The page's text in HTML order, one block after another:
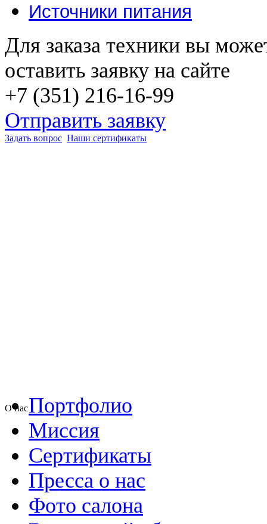
Источники питания
Для заказа техники вы
оставить заявку на сайте
+7 (351) 216-16-99
Отправить заявку
Задать вопрос Наши сертификаты
О насПортфолио
Миссия
Сертификаты
Пресса о нас
Фото салона